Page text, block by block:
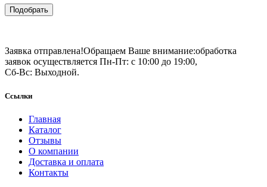
Подобрать
Заявка отправлена!Обращаем Ваше внимание:обработка
заявок осуществляется Пн-Пт: с 10:00 до 19:00,
Сб-Вс: Выходной.
Ссылки
Главная
Каталог
Отзывы
О компании
Доставка и оплата
Контакты